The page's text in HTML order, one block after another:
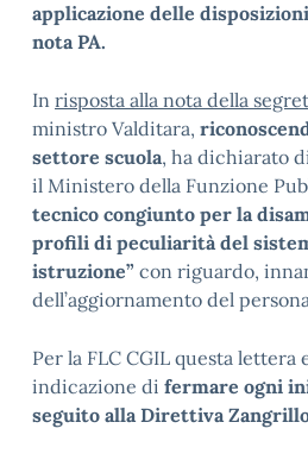
applicazione delle
nota PA.
In risposta alla nota della
ministro Valditara,
settore scuola, ha dichiarato
il Ministero della Funzione
tecnico congiunto per la
profili di peculiarità del
istruzione” con riguardo,
dell’aggiornamento del
Per la FLC CGIL questa lettera
indicazione di fermare ogni
seguito alla Direttiva